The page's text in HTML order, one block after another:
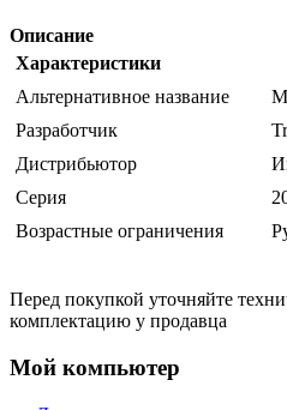
Описание
Характеристики
Альтернативное название
Разработчик
Дистрибьютор
Серия
Возрастные ограничения
Перед покупкой уточняйте
комплектацию у продавца
Мой компьютер